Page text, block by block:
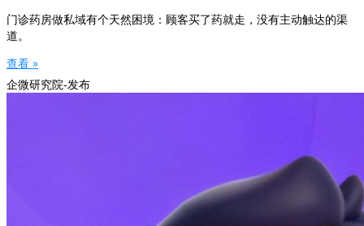
门诊药房做私域有个天然困境：顾客买了药就走，没有主动触达的渠
道。
查看 »
企微研究院-发布